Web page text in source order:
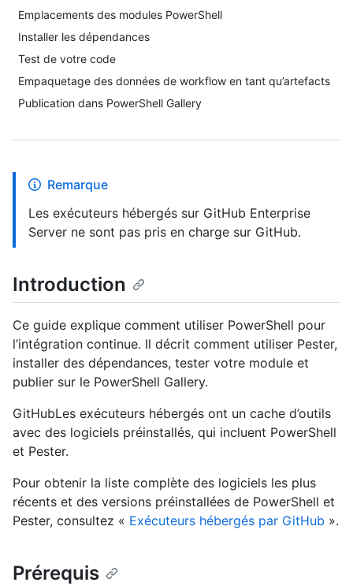
Emplacements des modules PowerShell
Installer les dépendances
Test de votre code
Empaquetage des données de workflow en tant qu’artefacts
Publication dans PowerShell Gallery
Remarque
Les exécuteurs hébergés sur GitHub Enterprise
Server ne sont pas pris en charge sur GitHub.
Introduction
Ce guide explique comment utiliser PowerShell pour
l’intégration continue. Il décrit comment utiliser Pester,
installer des dépendances, tester votre module et
publier sur le PowerShell Gallery.
GitHubLes exécuteurs hébergés ont un cache d’outils
avec des logiciels préinstallés, qui incluent PowerShell
et Pester.
Pour obtenir la liste complète des logiciels les plus
récents et des versions préinstallées de PowerShell et
Pester, consultez « Exécuteurs hébergés par GitHub ».
Prérequis